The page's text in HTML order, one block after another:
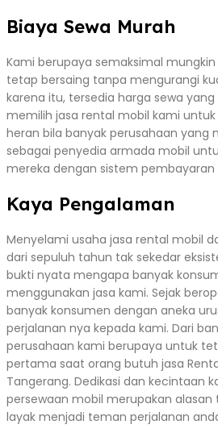
Biaya Sewa Murah
Kami berupaya semaksimal
tetap bersaing tanpa mengurangi
karena itu, tersedia harga sewa
memilih jasa rental mobil kami untuk
heran bila banyak perusahaan yang
sebagai penyedia armada mobil
mereka dengan sistem pembayaran
Kaya Pengalaman
Menyelami usaha jasa rental mobil
dari sepuluh tahun tak sekedar
bukti nyata mengapa banyak
menggunakan jasa kami. Sejak
banyak konsumen dengan aneka
perjalanan nya kepada kami. Dari
perusahaan kami berupaya untuk
pertama saat orang butuh jasa
Tangerang. Dedikasi dan kecintaan
persewaan mobil merupakan
layak menjadi teman perjalanan